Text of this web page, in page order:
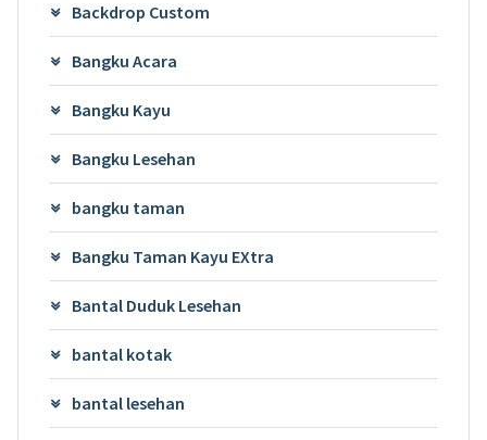
Backdrop Custom
Bangku Acara
Bangku Kayu
Bangku Lesehan
bangku taman
Bangku Taman Kayu EXtra
Bantal Duduk Lesehan
bantal kotak
bantal lesehan